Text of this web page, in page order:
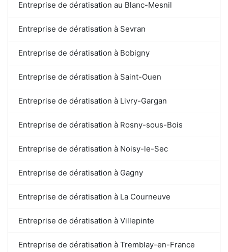
Entreprise de dératisation au Blanc-Mesnil
Entreprise de dératisation à Sevran
Entreprise de dératisation à Bobigny
Entreprise de dératisation à Saint-Ouen
Entreprise de dératisation à Livry-Gargan
Entreprise de dératisation à Rosny-sous-Bois
Entreprise de dératisation à Noisy-le-Sec
Entreprise de dératisation à Gagny
Entreprise de dératisation à La Courneuve
Entreprise de dératisation à Villepinte
Entreprise de dératisation à Tremblay-en-France